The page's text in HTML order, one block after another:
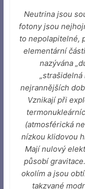
Neutrina jsou
fotony jsou
to nepolapitelné,
elementární
nazývána
nejrannějších
Vznikají při
(atmosférická
nízkou klidovou
Mají nulový
působí
okolím a jsou
takzvané